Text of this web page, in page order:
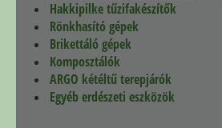
Hakkipilke tűzifakészítők
Rönkhasító gépek
Brikettáló gépek
Komposztálók
ARGO kétéltű terepjárók
Egyéb erdészeti eszközök